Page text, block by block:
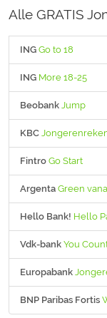
Alle GRATIS
ING Go to 18
ING More 18-25
Beobank Jump
KBC
Fintro Go Start
Argenta Green
Hello Bank! Hello
Vdk-bank You
Europabank
BNP Paribas Fortis